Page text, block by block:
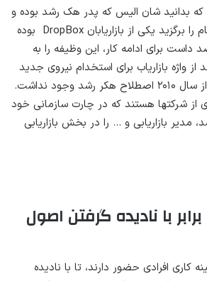
که بدانید شان الیس که پدر هک رشد بوده و
در سال ۲۰۱۰ خود این نام را برگزید یکی از بازاریابان DropBox بوده
برای ادامه کار، این وظیفه را به
واژه بازاریاب برای استخدام نیروی جدید
بهره برد، چرا که تا قبل از سال ۲۰۱۰ اصطلاح هکر رشد وجود نداشت.
از شرکت­ها هستند که در چارت سازمانی خود
بازاریابی و … را در بخش بازاریابی
با نادیده گرفتن اصول
کاری افرادی حضور دارند، تا با نادیده